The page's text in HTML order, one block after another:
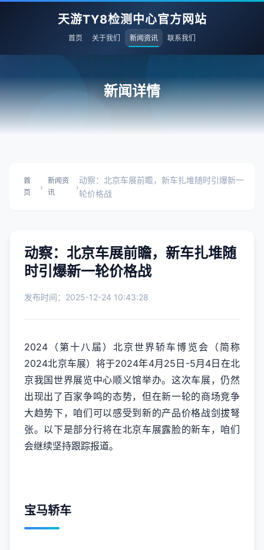
天游TY8检测中心官方网站
首页 关于我们 新闻资讯 联系我们
新闻详情
首
页
›
新闻资
讯
›
动察：北京车展前瞻，新车扎堆随时引爆新一
轮价格战
动察：北京车展前瞻，新车扎堆随
时引爆新一轮价格战
发布时间：2025-12-24 10:43:28
2024（第十八届）北京世界轿车博览会（简称
2024北京车展）将于2024年4月25日-5月4日在北
京我国世界展览中心顺义馆举办。这次车展，仍然
出现出了百家争鸣的态势，但在新一轮的商场竞争
大趋势下，咱们可以感受到新的产品价格战剑拔弩
张。以下是部分行将在北京车展露脸的新车，咱们
会继续坚持跟踪报道。
宝马轿车